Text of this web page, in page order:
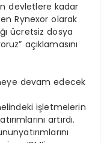
devletlere kadar
Rynexor olarak
ğıücretsiz dosya
” açıklamasını
devam edecek
işletmelerin
ırımlarınıartırdı.
yatırımlarını